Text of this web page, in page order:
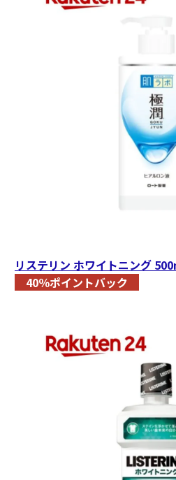
リステリン ホワイトニング
40％ポイントバック